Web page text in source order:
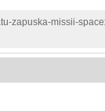
zapuska-missii-